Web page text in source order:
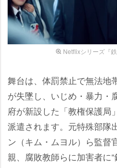
Netflixシリーズ『
舞台は、体罰禁止で無法地
が失墜し、いじめ・暴力・
府が新設した「教権保護局
派遣されます。元特殊部隊
ン（キム・ムヨル）ら監督
親、腐敗教師らに加害者に